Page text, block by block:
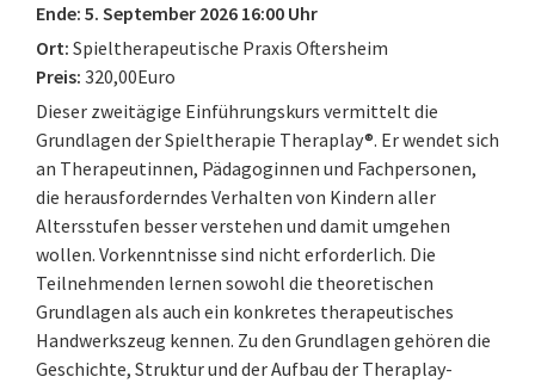
Ende: 5. September 2026 16:00 Uhr
Ort: Spieltherapeutische Praxis Oftersheim
Preis: 320,00Euro
Dieser zweitägige Einführungskurs vermittelt die
Grundlagen der Spieltherapie Theraplay®. Er wendet sich
an Therapeutinnen, Pädagoginnen und Fachpersonen,
die herausforderndes Verhalten von Kindern aller
Altersstufen besser verstehen und damit umgehen
wollen. Vorkenntnisse sind nicht erforderlich. Die
Teilnehmenden lernen sowohl die theoretischen
Grundlagen als auch ein konkretes therapeutisches
Handwerkszeug kennen. Zu den Grundlagen gehören die
Geschichte, Struktur und der Aufbau der Theraplay-